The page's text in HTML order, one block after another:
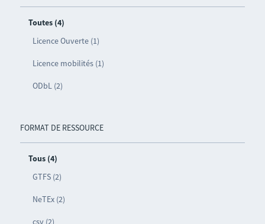
Toutes (4)
Licence Ouverte (1)
Licence mobilités (1)
ODbL (2)
FORMAT DE RESSOURCE
Tous (4)
GTFS (2)
NeTEx (2)
csv (2)